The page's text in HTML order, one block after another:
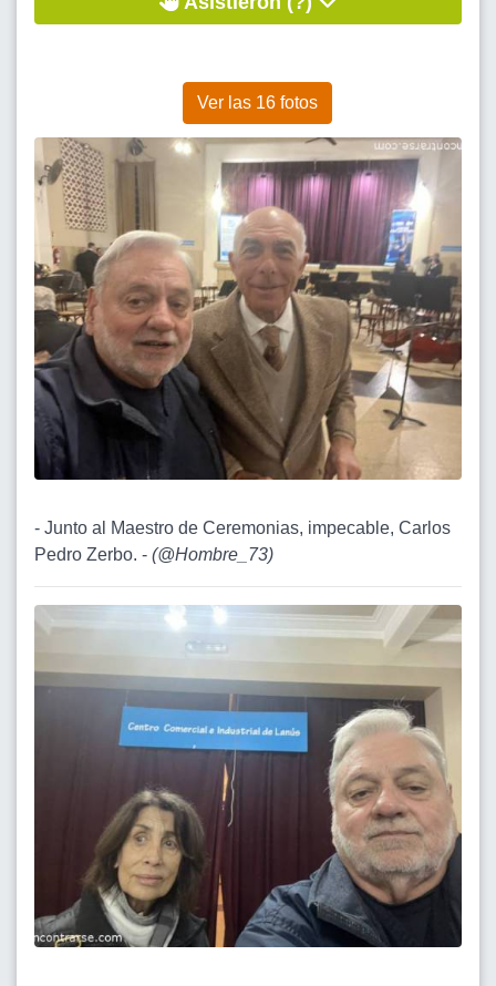
Ver las 16 fotos
- Junto al Maestro de Ceremonias, impecable, Carlos
Pedro Zerbo. - (@Hombre_73)